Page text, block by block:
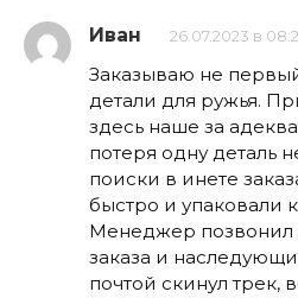
Иван 26.07.2023 в
Заказываю не
детали для ружья.
здесь наше за
потеря одну деталь
поиски в инете
быстро и упаковали
Менеджер позвонил
заказа и
почтой скинул трек,